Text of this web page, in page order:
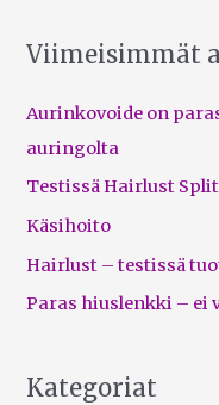
Viimeisimmät
Aurinkovoide on
auringolta
Testissä Hairlust
Käsihoito
Hairlust – testissä
Paras hiuslenkki – ei
Kategoriat